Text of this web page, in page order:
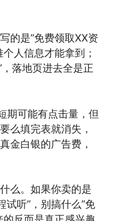
的是”免费领取XX资
人信息才能拿到；
落地页进去全是正
期可能有点击量，但
么填完表就消失，
金白银的广告费，
么。如果你卖的是
试听”，别搞什么”免